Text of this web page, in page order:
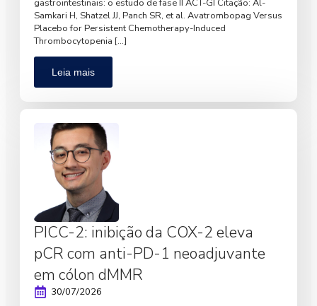
gastrointestinais: o estudo de fase II ACT-GI Citação: Al-
Samkari H, Shatzel JJ, Panch SR, et al. Avatrombopag Versus
Placebo for Persistent Chemotherapy-Induced
Thrombocytopenia […]
Leia mais
PICC-2: inibição da COX-2 eleva
pCR com anti-PD-1 neoadjuvante
em cólon dMMR
30/07/2026